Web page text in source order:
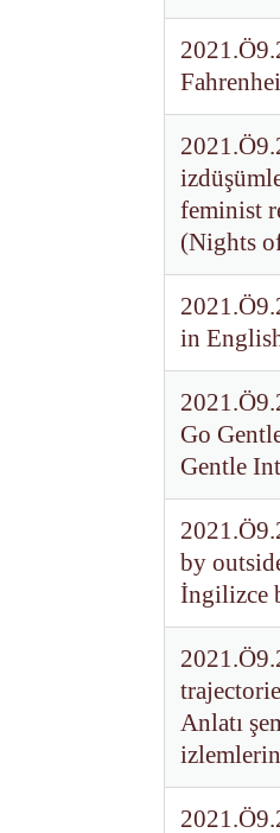
feminist
(Nights
in
Go
Gentle
by
İngilizce
Anlatı